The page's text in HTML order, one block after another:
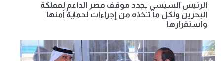
الرئيس السيسي يجدد موقف مصر الداعم لمملكة
البحرين ولكل ما تتخذه من إجراءات لحماية أمنها
واستقرارها